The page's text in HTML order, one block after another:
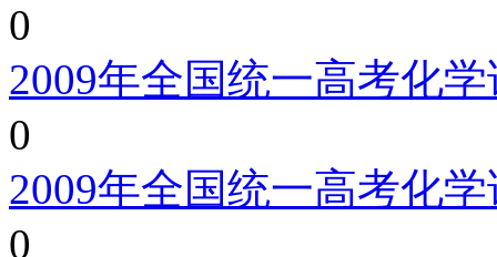
0
2009年全国统一高考化
0
2009年全国统一高考化
0